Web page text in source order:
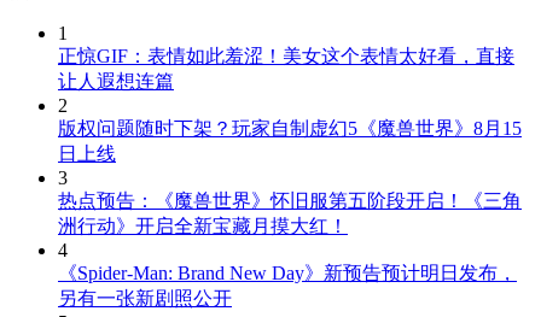
1
正惊GIF：表情如此羞涩！美女这个表情太好看，直接
让人遐想连篇
2
版权问题随时下架？玩家自制虚幻5《魔兽世界》8月15
日上线
3
热点预告：《魔兽世界》怀旧服第五阶段开启！《三角
洲行动》开启全新宝藏月摸大红！
4
《Spider-Man: Brand New Day》新预告预计明日发布，
另有一张新剧照公开